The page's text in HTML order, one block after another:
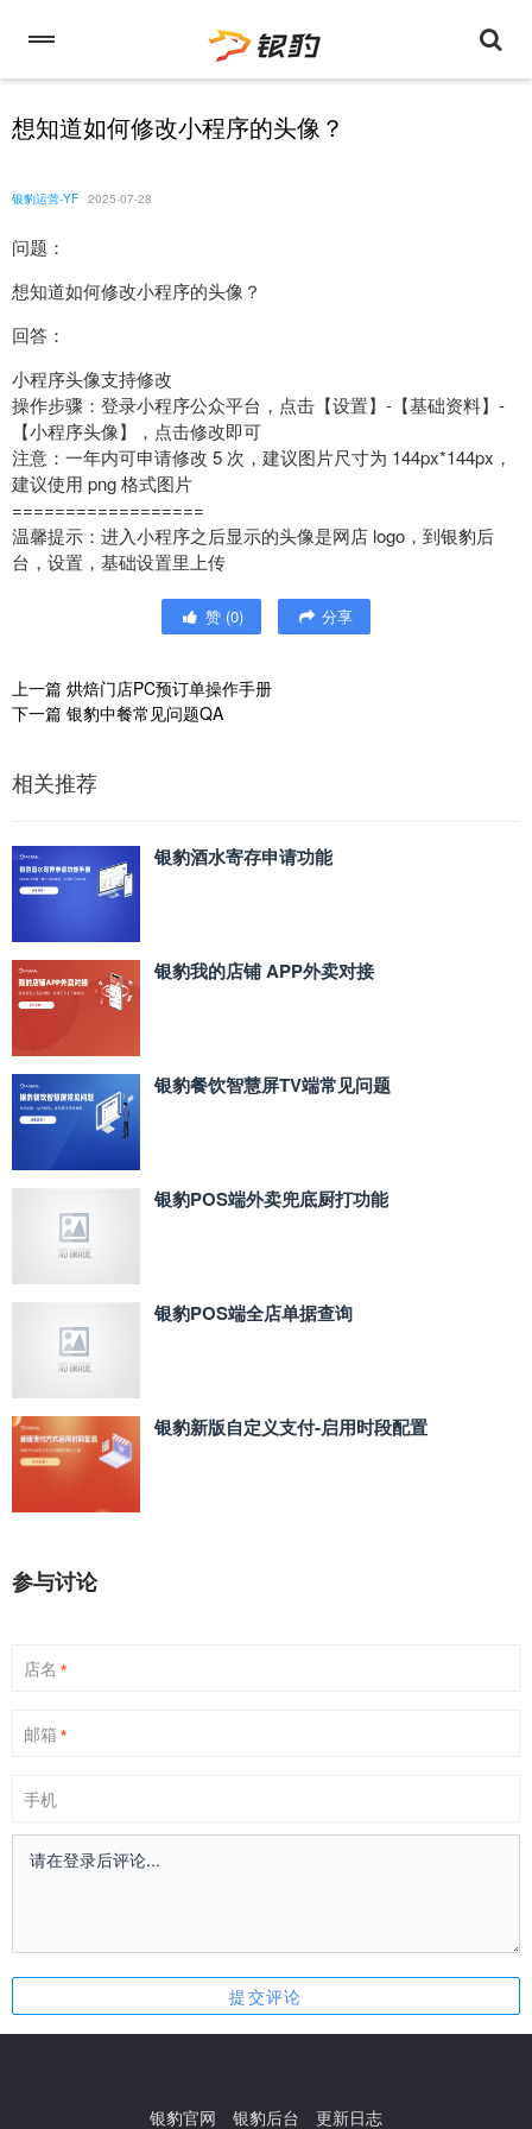
想知道如何修改小程序的头像？
银豹运营-YF 2025-07-28
问题：
想知道如何修改小程序的头像？
回答：
小程序头像支持修改
操作步骤：登录小程序公众平台，点击【设置】-【基础资料】-
【小程序头像】，点击修改即可
注意：一年内可申请修改 5 次，建议图片尺寸为 144px*144px，
建议使用 png 格式图片
==================
温馨提示：进入小程序之后显示的头像是网店 logo，到银豹后
台，设置，基础设置里上传
赞 (0) 分享
上一篇 烘焙门店PC预订单操作手册
下一篇 银豹中餐常见问题QA
相关推荐
银豹酒水寄存申请功能
银豹我的店铺 APP外卖对接
银豹餐饮智慧屏TV端常见问题
银豹POS端外卖兜底厨打功能
银豹POS端全店单据查询
银豹新版自定义支付‑启用时段配置
参与讨论
店名 *
邮箱 *
手机
银豹官网 银豹后台 更新日志